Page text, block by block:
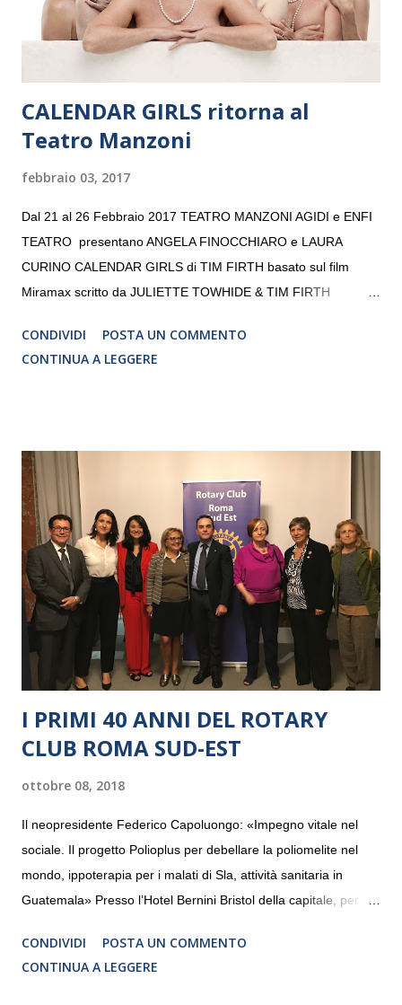
da un prestigioso consiglio di consulent...
CALENDAR GIRLS ritorna al
Teatro Manzoni
febbraio 03, 2017
Dal 21 al 26 Febbraio 2017 TEATRO MANZONI AGIDI e ENFI
TEATRO presentano ANGELA FINOCCHIARO e LAURA
CURINO CALENDAR GIRLS di TIM FIRTH basato sul film
Miramax scritto da JULIETTE TOWHIDE & TIM FIRTH
CRISTINA PEZZOLI
CONDIVIDI
POSTA UN COMMENTO
CONTINUA A LEGGERE
I PRIMI 40 ANNI DEL ROTARY
CLUB ROMA SUD-EST
ottobre 08, 2018
Il neopresidente Federico Capoluongo: «Impegno vitale nel
sociale. Il progetto Polioplus per debellare la poliomelite nel
mondo, ippoterapia per i malati di Sla, attività sanitaria in
Guatemala» Presso l’Hotel Bernini Bristol della capitale, per la
programmazione del Rotary Club Roma Sud-Est che festeggia
i quaranta anni di attività. Un’occasione per raccontare al
CONDIVIDI
POSTA UN COMMENTO
CONTINUA A LEGGERE